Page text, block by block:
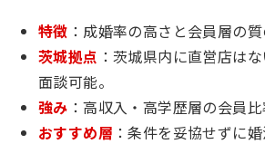
特徴 ：成婚率の高さと会員層の質
茨城拠点 ：茨城県内に直営店は
面談可能。
強み ：高収入・高学歴層の会員比
おすすめ層 ：条件を妥協せずに婚